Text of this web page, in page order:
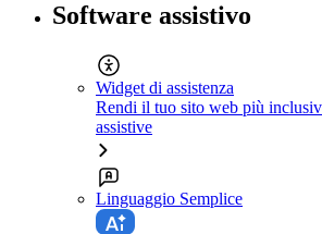
Software assistivo
Widget di assistenza
Rendi il tuo sito web più
assistive
Linguaggio Semplice